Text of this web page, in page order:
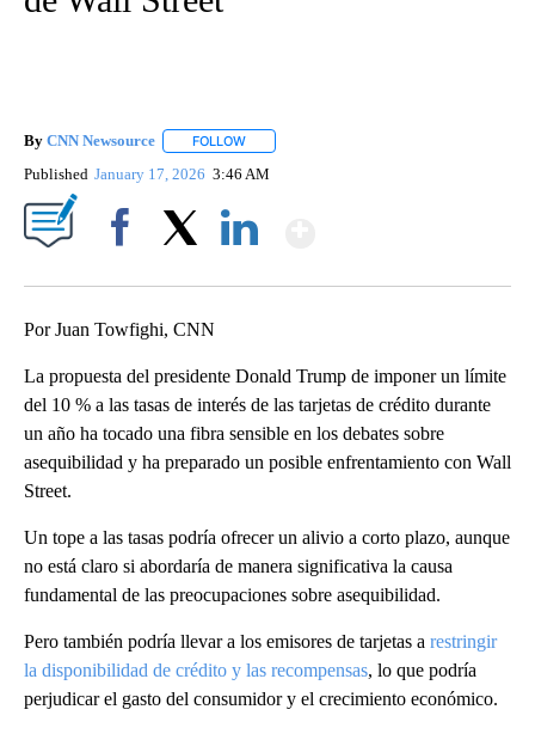
By CNN Newsource FOLLOW
Published January 17, 2026 3:46 AM
Por Juan Towfighi, CNN
La propuesta del presidente Donald Trump de imponer un límite
del 10 % a las tasas de interés de las tarjetas de crédito durante
un año ha tocado una fibra sensible en los debates sobre
asequibilidad y ha preparado un posible enfrentamiento con Wall
Street.
Un tope a las tasas podría ofrecer un alivio a corto plazo, aunque
no está claro si abordaría de manera significativa la causa
fundamental de las preocupaciones sobre asequibilidad.
Pero también podría llevar a los emisores de tarjetas a restringir
la disponibilidad de crédito y las recompensas, lo que podría
perjudicar el gasto del consumidor y el crecimiento económico.